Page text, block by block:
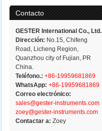
Contacto
GESTER International Co., Ltd.
Dirección: No.15, Chifeng
Road, Licheng Region,
Quanzhou city of Fujian, PR
China.
Teléfono.: +86-19959681869
WhatsApp: +86-19959681869
Correo electrónico:
sales@gester-instruments.com
zoey@gester-instruments.com
Contactar a:Zoey